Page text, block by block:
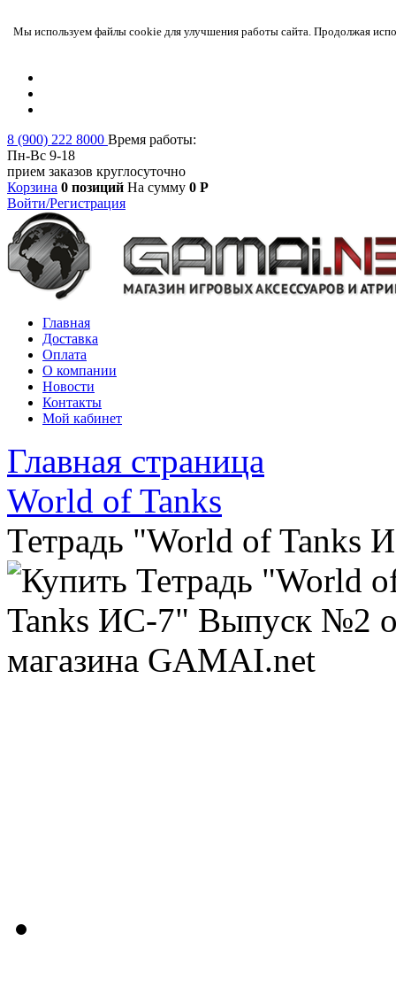
Мы используем файлы cookie для улучшения работы сайта. Продолжая
8 (900) 222 8000 Время работы:
Пн-Вс 9-18
прием заказов круглосуточно
Корзина 0 позиций На сумму 0 Р
Войти/Регистрация
Главная
Доставка
Оплата
О компании
Новости
Контакты
Мой кабинет
Главная страница
World of Tanks
Тетрадь "World of